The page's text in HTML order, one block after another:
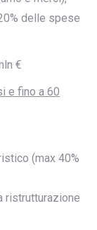
delle spese
€
e fino a 60
(max 40%
ristrutturazione